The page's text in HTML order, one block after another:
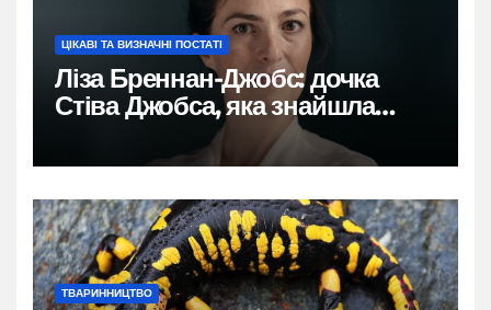
ЦІКАВІ ТА ВИЗНАЧНІ ПОСТАТІ
Ліза Бреннан-Джобс: дочка
Стіва Джобса, яка знайшла
власний голос
ТВАРИННИЦТВО